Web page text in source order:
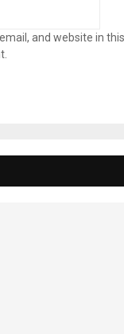
and website in